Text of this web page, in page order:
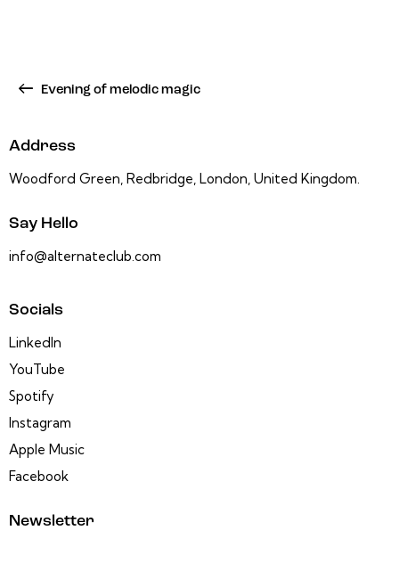
Evening of melodic magic
Address
Woodford Green, Redbridge, London, United Kingdom.
Say Hello
info@alternateclub.com
Socials
LinkedIn
YouTube
Spotify
Instagram
Apple Music
Facebook
Newsletter